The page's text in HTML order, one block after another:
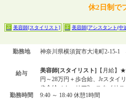
休2日制で
正 美容師[スタイリスト] 正 美容師[アシスタント(中
勤務地 神奈川県横須賀市大滝町2-15-1
給与 美容師[スタイリスト]
【月給】
円～28万円＋歩合給、Jrスタイ
歩合給／★エリア2：スタイリス
リスト21万900
勤務時間 9:40 ～ 18:40 休憩1時間